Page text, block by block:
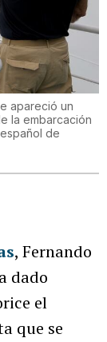
apareció un
la embarcación
de
, Fernando
dado
el
que se